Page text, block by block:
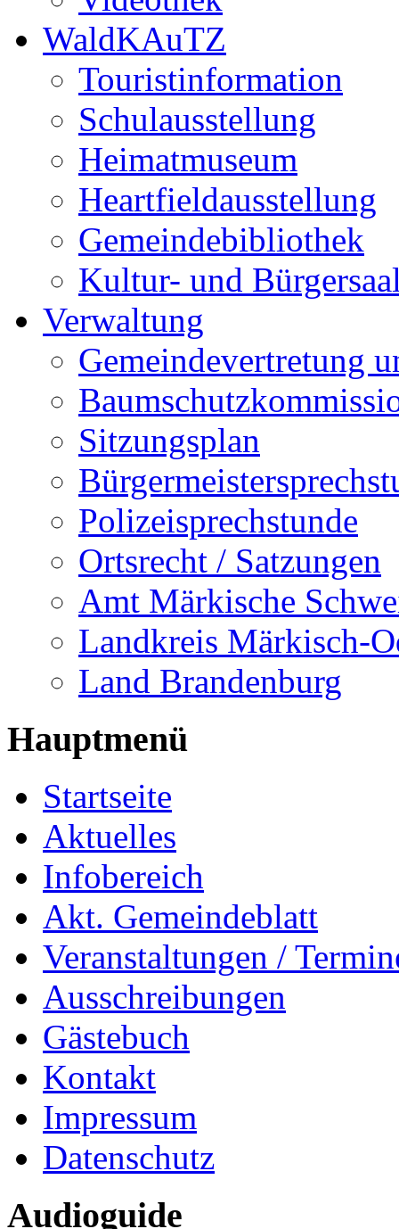
WaldKAuTZ
Touristinformation
Schulausstellung
Heimatmuseum
Heartfieldausstellung
Gemeindebibliothek
Kultur- und
Verwaltung
Gemeindevertretung
Sitzungsplan
Polizeisprechstunde
Ortsrecht / Satzungen
Amt Märkische
Landkreis Märkisch-
Land Brandenburg
Hauptmenü
Startseite
Aktuelles
Infobereich
Akt. Gemeindeblatt
Veranstaltungen /
Ausschreibungen
Gästebuch
Kontakt
Impressum
Datenschutz
Audioguide